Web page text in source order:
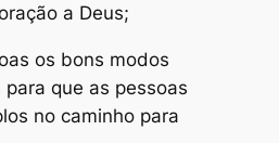
a Deus;
os bons modos
que as pessoas
no caminho para